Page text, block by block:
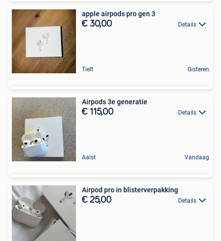
apple airpods pro gen 3
€ 30,00 Details
Tielt Gisteren
Airpods 3e generatie
€ 115,00 Details
Aalst Vandaag
Airpod pro in blisterverpakking
€ 25,00 Details